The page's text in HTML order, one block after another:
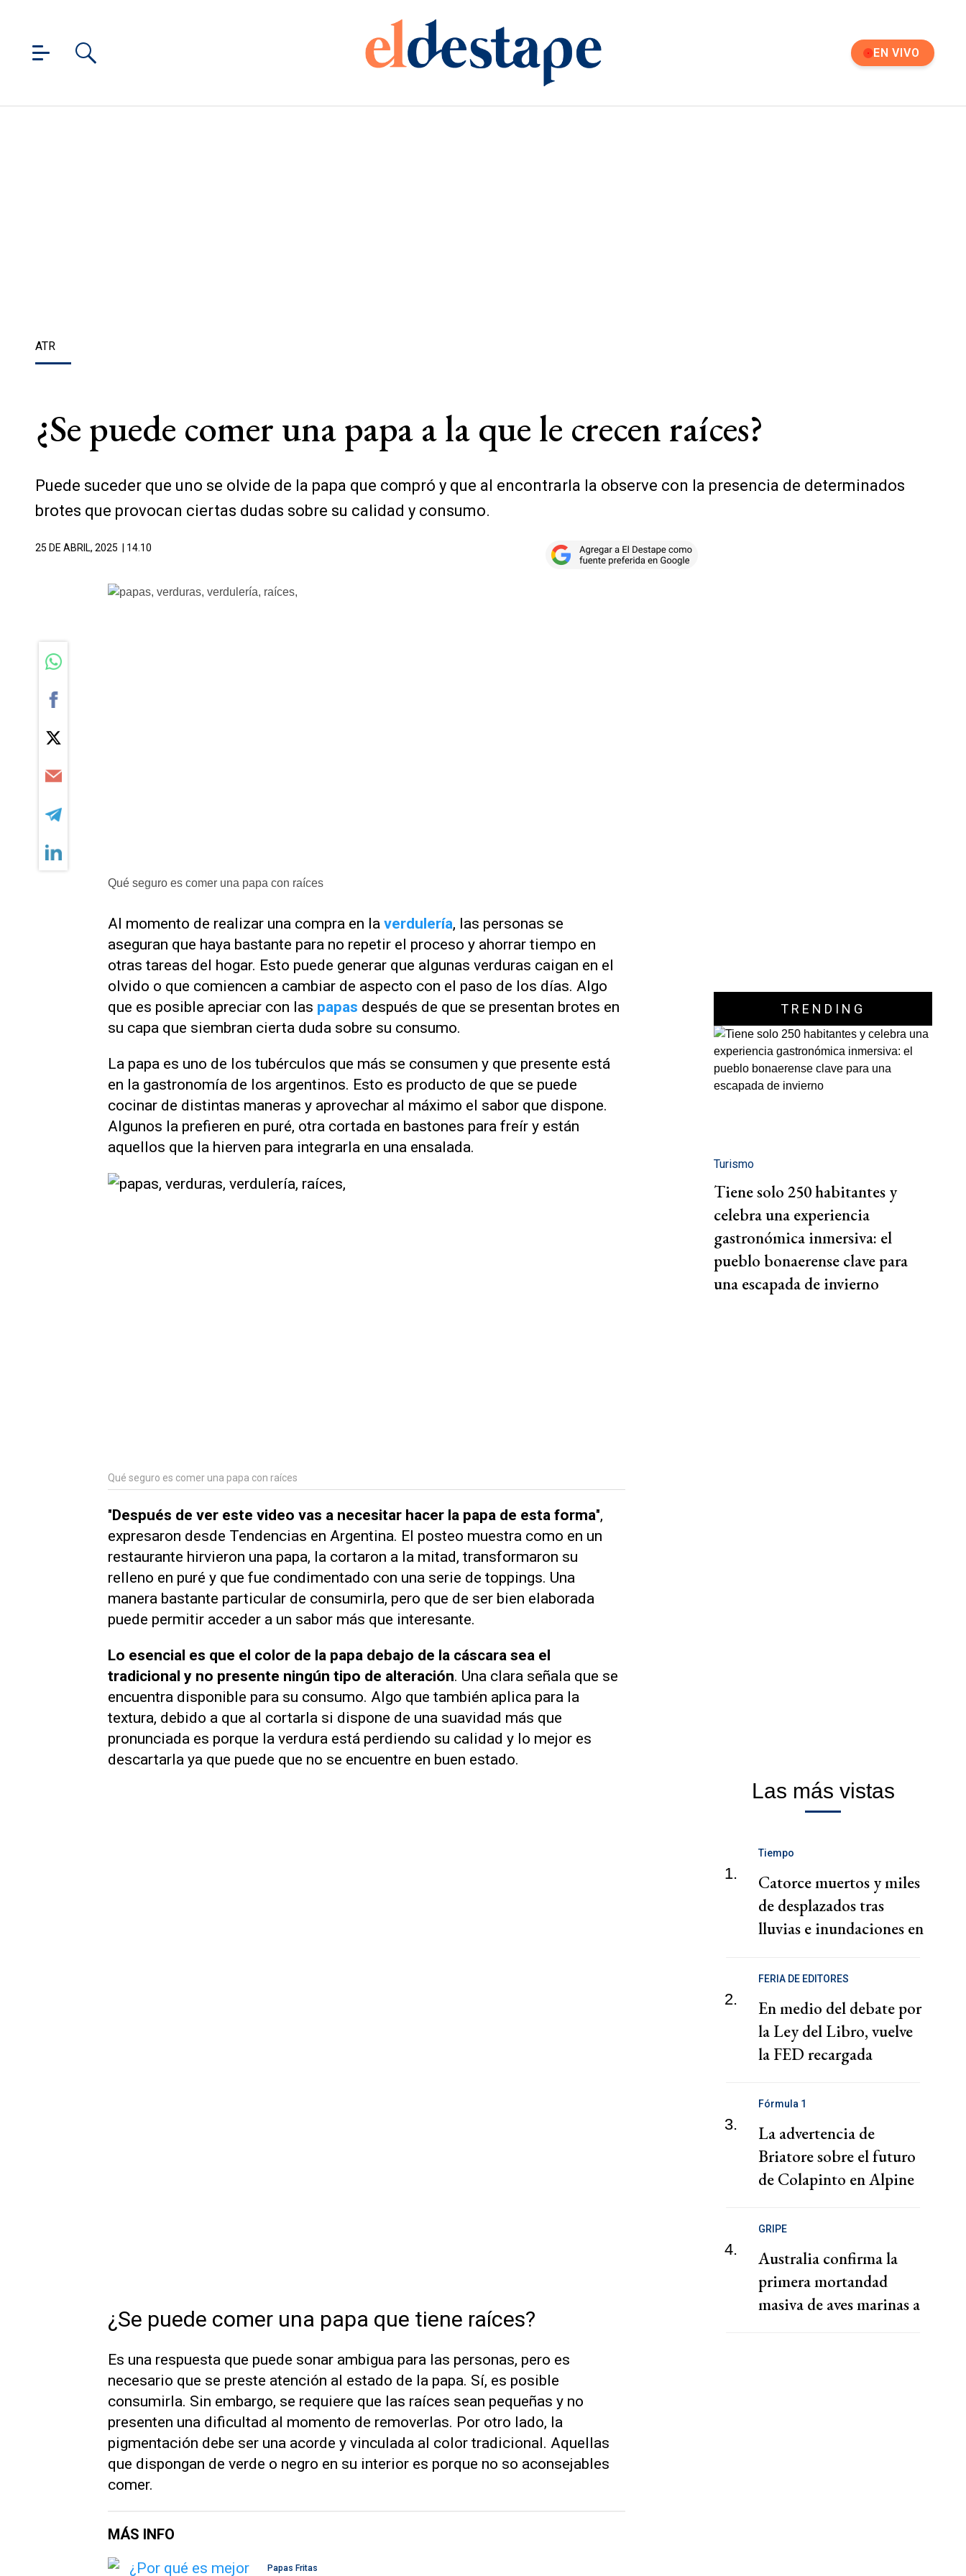
EN VIVO
ATR
¿Se puede comer una papa a la que le crecen raíces?
Puede suceder que uno se olvide de la papa que compró y que al encontrarla la observe con la presencia de determinados
brotes que provocan ciertas dudas sobre su calidad y consumo.
25 DE ABRIL, 2025 | 14.10
Qué seguro es comer una papa con raíces
Al momento de realizar una compra en la verdulería, las personas se
aseguran que haya bastante para no repetir el proceso y ahorrar tiempo en
otras tareas del hogar. Esto puede generar que algunas verduras caigan en el
olvido o que comiencen a cambiar de aspecto con el paso de los días. Algo
que es posible apreciar con las papas después de que se presentan brotes en
su capa que siembran cierta duda sobre su consumo.
La papa es uno de los tubérculos que más se consumen y que presente está
en la gastronomía de los argentinos. Esto es producto de que se puede
cocinar de distintas maneras y aprovechar al máximo el sabor que dispone.
Algunos la prefieren en puré, otra cortada en bastones para freír y están
aquellos que la hierven para integrarla en una ensalada.
Qué seguro es comer una papa con raíces
"Después de ver este video vas a necesitar hacer la papa de esta forma",
expresaron desde Tendencias en Argentina. El posteo muestra como en un
restaurante hirvieron una papa, la cortaron a la mitad, transformaron su
relleno en puré y que fue condimentado con una serie de toppings. Una
manera bastante particular de consumirla, pero que de ser bien elaborada
puede permitir acceder a un sabor más que interesante.
Lo esencial es que el color de la papa debajo de la cáscara sea el
tradicional y no presente ningún tipo de alteración. Una clara señala que se
encuentra disponible para su consumo. Algo que también aplica para la
textura, debido a que al cortarla si dispone de una suavidad más que
pronunciada es porque la verdura está perdiendo su calidad y lo mejor es
descartarla ya que puede que no se encuentre en buen estado.
¿Se puede comer una papa que tiene raíces?
Es una respuesta que puede sonar ambigua para las personas, pero es
necesario que se preste atención al estado de la papa. Sí, es posible
consumirla. Sin embargo, se requiere que las raíces sean pequeñas y no
presenten una dificultad al momento de removerlas. Por otro lado, la
pigmentación debe ser una acorde y vinculada al color tradicional. Aquellas
que dispongan de verde o negro en su interior es porque no so aconsejables
comer.
MÁS INFO
Papas Fritas
TRENDING
Turismo
Tiene solo 250 habitantes y
celebra una experiencia
gastronómica inmersiva: el
pueblo bonaerense clave para
una escapada de invierno
Las más vistas
1.
Tiempo
Catorce muertos y miles
de desplazados tras
lluvias e inundaciones en
2.
FERIA DE EDITORES
En medio del debate por
la Ley del Libro, vuelve
la FED recargada
3.
Fórmula 1
La advertencia de
Briatore sobre el futuro
de Colapinto en Alpine
4.
GRIPE
Australia confirma la
primera mortandad
masiva de aves marinas a